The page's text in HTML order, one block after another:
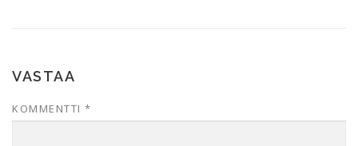
VASTAA
KOMMENTTI *